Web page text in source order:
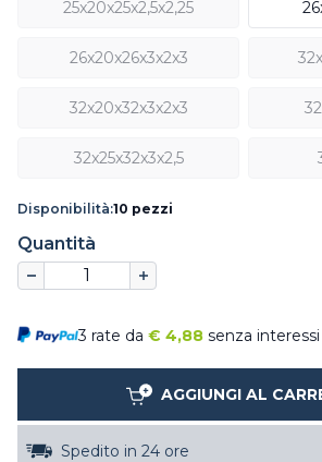
25x20x25x2,5x2,25
26x20x26x3x2x3
32x20x32x3x2x3
32x25x32x3x2,5
Disponibilità:10 pezzi
Quantità
3 rate da € 4,88 senza interessi
AGGIUNGI AL
Spedito in 24 ore